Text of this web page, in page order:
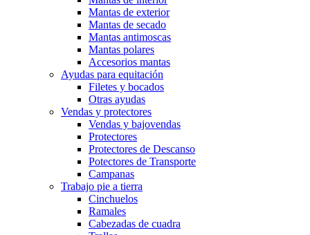
Mantas de exterior
Mantas de secado
Mantas antimoscas
Mantas polares
Accesorios mantas
Ayudas para equitación
Filetes y bocados
Otras ayudas
Vendas y protectores
Vendas y bajovendas
Protectores
Protectores de Descanso
Potectores de Transporte
Campanas
Trabajo pie a tierra
Cinchuelos
Ramales
Cabezadas de cuadra